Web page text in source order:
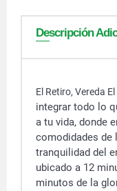
Descripción
El Retiro, Vereda
integrar todo lo
a tu vida, donde
comodidades de
tranquilidad del
ubicado a 12
minutos de la